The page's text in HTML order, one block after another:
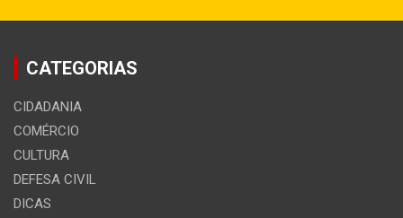
CATEGORIAS
CIDADANIA
COMÉRCIO
CULTURA
DEFESA CIVIL
DICAS